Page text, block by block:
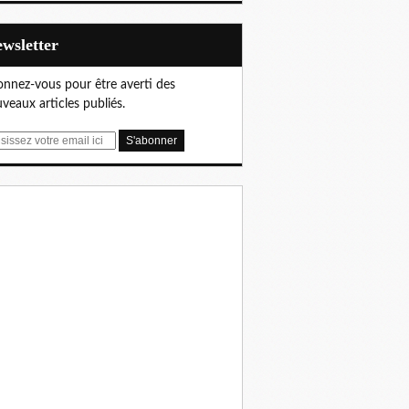
vous pour être averti des
articles publiés.